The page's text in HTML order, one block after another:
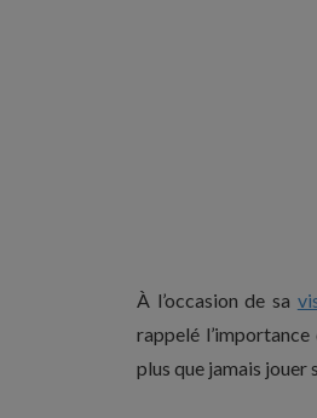
À l’occasion de sa
rappelé
plus que jamais jouer